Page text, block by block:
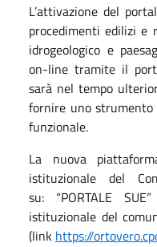
L’attivazione del
procedimenti edilizi e
idrogeologico e
on-line tramite il
sarà nel tempo
fornire uno strumento
funzionale.
La nuova
istituzionale del
su: “PORTALE
istituzionale del
(link https://